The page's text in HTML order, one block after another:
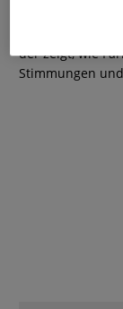
der zeigt, wie
Stimmungen